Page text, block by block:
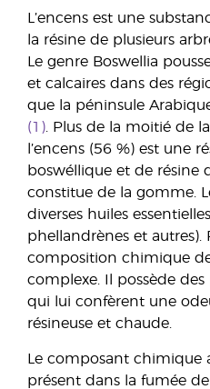
L’encens est une
la résine de plusieurs
Le genre Boswellia
et calcaires dans des
que la péninsule
(1) . Plus de la moitié de
l’encens (56 %) est une
boswéllique et de résine
constitue de la gomme.
diverses huiles
phellandrènes et autres).
composition chimique de
complexe. Il possède
qui lui confèrent une
résineuse et chaude.
Le composant chimique
présent dans la fumée de